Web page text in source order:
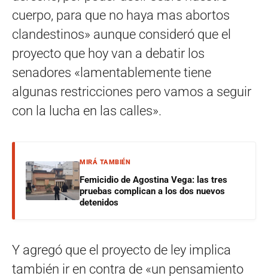
cuerpo, para que no haya mas abortos
clandestinos» aunque consideró que el
proyecto que hoy van a debatir los
senadores «lamentablemente tiene
algunas restricciones pero vamos a seguir
con la lucha en las calles».
MIRÁ TAMBIÉN
Femicidio de Agostina Vega: las tres
pruebas complican a los dos nuevos
detenidos
Y agregó que el proyecto de ley implica
también ir en contra de «un pensamiento